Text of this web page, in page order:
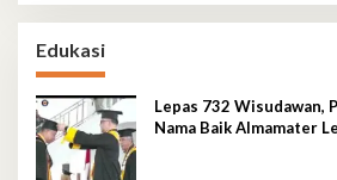
Edukasi
Lepas 732 Wisudawan,
Nama Baik Almamater